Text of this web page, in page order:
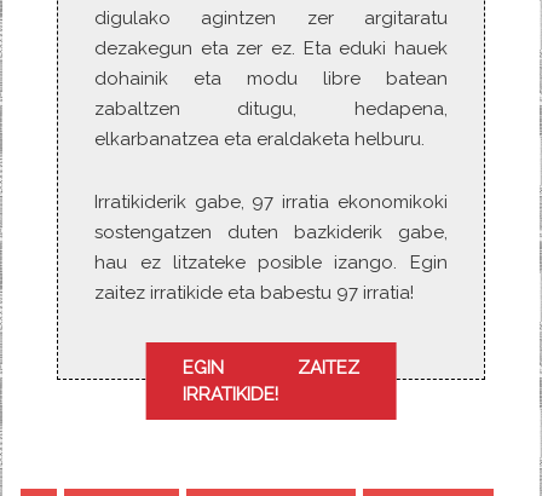
digulako agintzen zer argitaratu
dezakegun eta zer ez. Eta eduki hauek
dohainik eta modu libre batean
zabaltzen ditugu, hedapena,
elkarbanatzea eta eraldaketa helburu.
Irratikiderik gabe, 97 irratia ekonomikoki
sostengatzen duten bazkiderik gabe,
hau ez litzateke posible izango. Egin
zaitez irratikide eta babestu 97 irratia!
EGIN ZAITEZ
IRRATIKIDE!